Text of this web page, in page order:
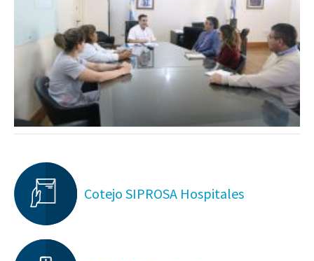
Cotejo SIPROSA Hospitales